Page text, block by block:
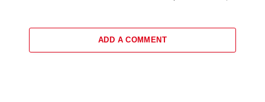
ADD A COMMENT